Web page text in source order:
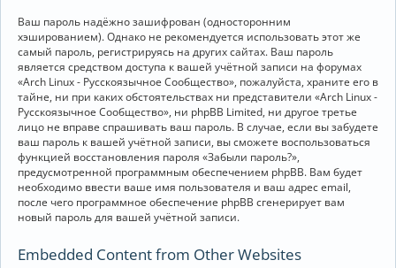
Ваш пароль надёжно зашифрован (односторонним
хэшированием). Однако не рекомендуется использовать этот же
самый пароль, регистрируясь на других сайтах. Ваш пароль
является средством доступа к вашей учётной записи на форумах
«Arch Linux - Русскоязычное Сообщество», пожалуйста, храните его в
тайне, ни при каких обстоятельствах ни представители «Arch Linux -
Русскоязычное Сообщество», ни phpBB Limited, ни другое третье
лицо не вправе спрашивать ваш пароль. В случае, если вы забудете
ваш пароль к вашей учётной записи, вы сможете воспользоваться
функцией восстановления пароля «Забыли пароль?»,
предусмотренной программным обеспечением phpBB. Вам будет
необходимо ввести ваше имя пользователя и ваш адрес email,
после чего программное обеспечение phpBB сгенерирует вам
новый пароль для вашей учётной записи.
Embedded Content from Other Websites